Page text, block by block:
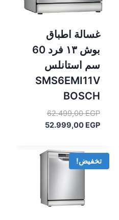
غسالة اطباق
بوش ١٣ فرد 60
سم استانلس
SMS6EMI11V
BOSCH
62.499,00EGP
السعر
الأصلي
62.499,00 EGP.
52.999,00 EGP
تخفيض!